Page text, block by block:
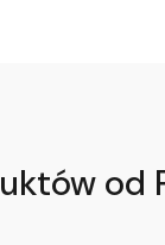
od